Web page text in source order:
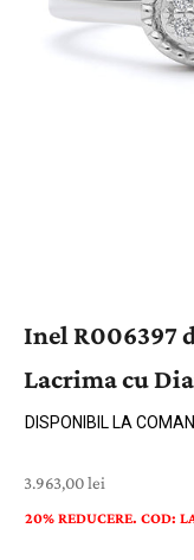
Inel R006397
Lacrima cu
DISPONIBIL LA
Preț cu reducere
3.963,00 lei
20% REDUCERE. COD: